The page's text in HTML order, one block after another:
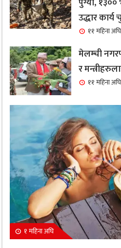
उद्धार कार्य
११ महिना अघि
मेलम्ची
र
११ महिना अघि
१ महिना अघि